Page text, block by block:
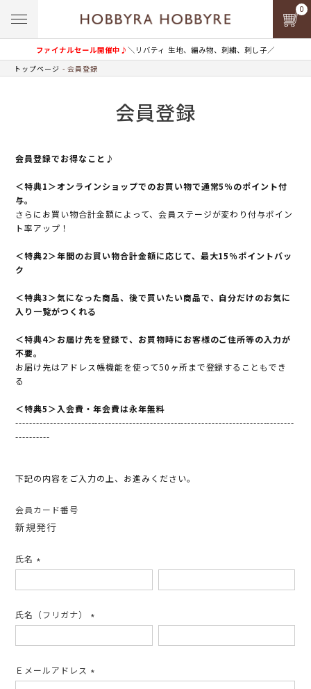
ファイナルセール開催中♪＼リバティ 生地、編み物、刺繍、刺し子／
0
トップページ 会員登録
会員登録
会員登録でお得なこと♪
＜特典1＞オンラインショップでのお買い物で通常5％のポイント付
与。
さらにお買い物合計金額によって、会員ステージが変わり付与ポイン
ト率アップ！
＜特典2＞年間のお買い物合計金額に応じて、最大15％ポイントバッ
ク
＜特典3＞気になった商品、後で買いたい商品で、自分だけのお気に
入り一覧がつくれる
＜特典4＞お届け先を登録で、お買物時にお客様のご住所等の入力が
不要。
お届け先はアドレス帳機能を使って50ヶ所まで登録することもでき
る
＜特典5＞入会費・年会費は永年無料
---------------------------------------------------------------------------------
----------
下記の内容をご入力の上、お進みください。
会員カード番号
新規発行
氏名
須)
氏名（フリガナ）
須)
Ｅメールアドレス